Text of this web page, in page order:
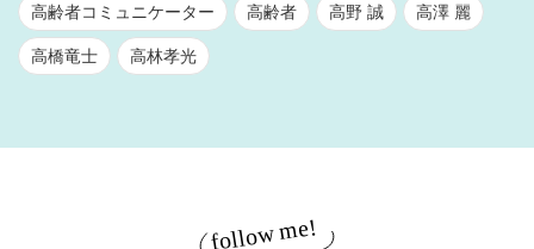
高齢者コミュニケーター 高齢者 高野 誠 高澤 麗
高橋竜士 高林孝光